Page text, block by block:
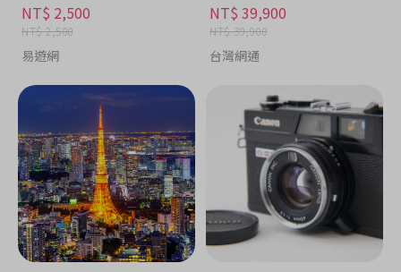
NT$ 2,500
NT$ 2,500
易遊網
NT$ 39,900
NT$ 39,900
台灣網通